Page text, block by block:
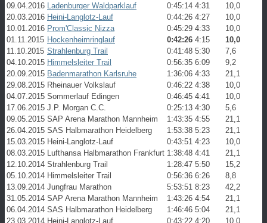
09.04.2016 Ladenburger Waldparklauf 0:45:14 4:31
10,0
20.03.2016 Heini-Langlotz-Lauf 0:44:26 4:27
10,0
10.01.2016 Prom'Classic Nizza 0:45:29 4:33
10,0
01.11.2015 Hockenheimringlauf 0:42:26 4:15
10,0
11.10.2015 Strahlenburg Trail 0:41:48 5:30
7,6
04.10.2015 Himmelsleiter Trail 0:56:35 6:09
9,2
20.09.2015 Badenmarathon Karlsruhe 1:36:06 4:33
21,1
29.08.2015 Rheinauer Volkslauf 0:46:22 4:38
10,0
04.07.2015 Sommerlauf Edingen 0:46:45 4:41
10,0
17.06.2015 J.P. Morgan C.C. 0:25:13 4:30
5,6
09.05.2015 SAP Arena Marathon Mannheim 1:43:35 4:55
21,1
26.04.2015 SAS Halbmarathon Heidelberg 1:53:38 5:23
21,1
15.03.2015 Heini-Langlotz-Lauf 0:43:51 4:23
10,0
08.03.2015 Lufthansa Halbmarathon Frankfurt 1:38:48 4:41
21,1
12.10.2014 Strahlenburg Trail 1:28:47 5:50
15,2
05.10.2014 Himmelsleiter Trail 0:56:36 6:26
8,8
13.09.2014 Jungfrau Marathon 5:53:51 8:23
42,2
31.05.2014 SAP Arena Marathon Mannheim 1:43:26 4:54
21,1
06.04.2014 SAS Halbmarathon Heidelberg 1:46:46 5:04
21,1
23.03.2014 Heini-Langlotz-Lauf 0:43:22 4:20 10,0